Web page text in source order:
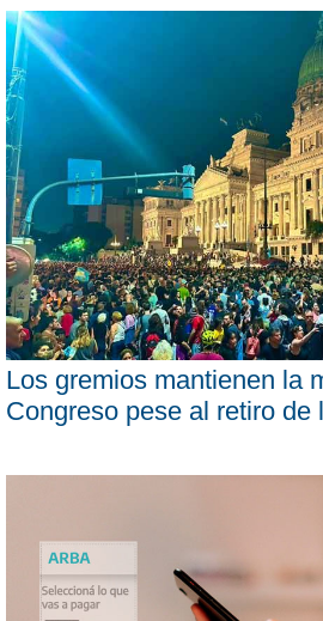
Los gremios mantienen la
Congreso pese al retiro de